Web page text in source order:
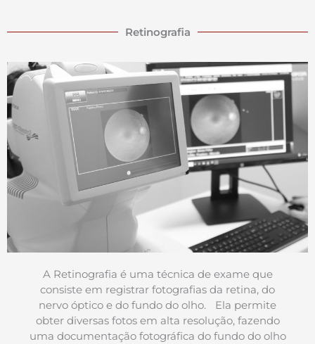
Retinografia
A Retinografia é uma técnica de exame que
consiste em registrar fotografias da retina, do
nervo óptico e do fundo do olho. Ela permite
obter diversas fotos em alta resolução, fazendo
uma documentação fotográfica do fundo do olho